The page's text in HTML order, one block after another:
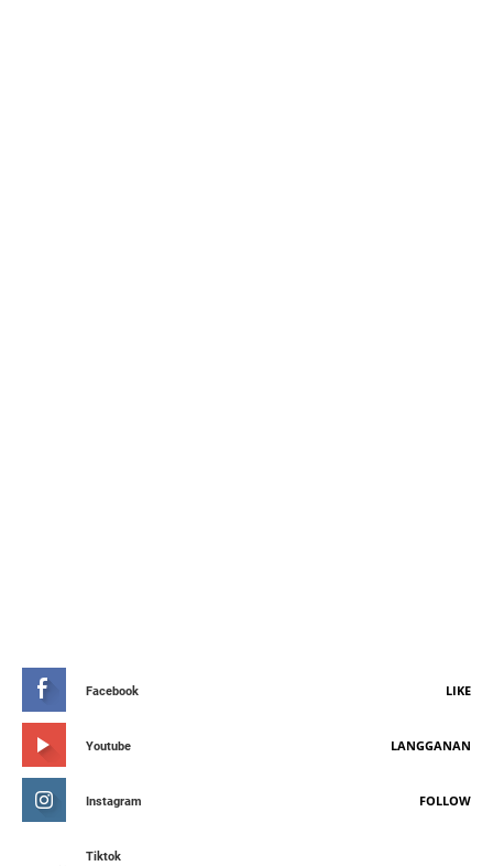
Facebook LIKE
Youtube LANGGANAN
Instagram FOLLOW
Tiktok